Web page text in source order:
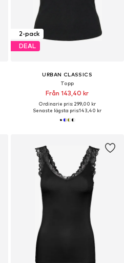
2-pack
DEAL
URBAN CLASSICS
Topp
Från 143,40 kr
Ordinarie pris: 299,00 kr
Senaste lägsta pris:143,40 kr